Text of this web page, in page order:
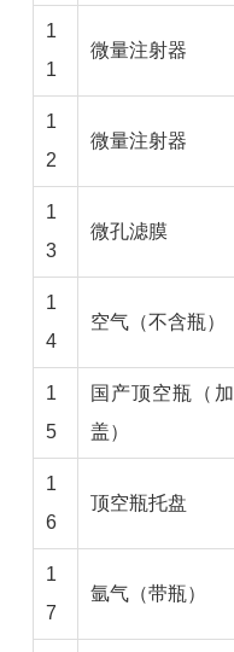
1
1
微量注射器
1
2
微量注射器
1
3
微孔滤膜
1
4
空气（不含瓶）
1
5
国产顶空瓶（加
盖）
1
6
顶空瓶托盘
1
7
氩气（带瓶）